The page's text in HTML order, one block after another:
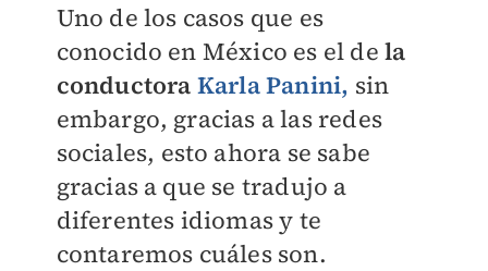
Uno de los casos que es
conocido en México es el de la
conductora Karla Panini, sin
embargo, gracias a las redes
sociales, esto ahora se sabe
gracias a que se tradujo a
diferentes idiomas y te
contaremos cuáles son.